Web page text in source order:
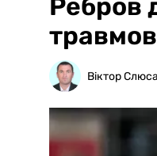
Ребров
Віктор